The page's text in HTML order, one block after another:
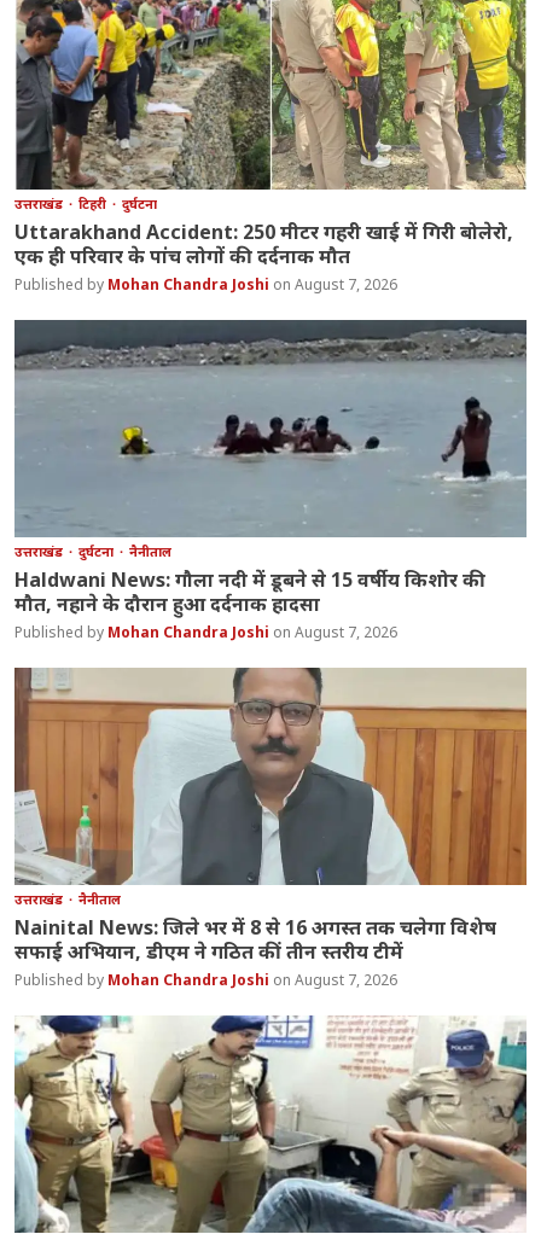
उत्तराखंड टिहरी दुर्घटना
Uttarakhand Accident: 250 मीटर गहरी खाई में गिरी बोलेरो,
एक ही परिवार के पांच लोगों की दर्दनाक मौत
Mohan Chandra Joshi August 7, 2026
उत्तराखंड दुर्घटना नैनीताल
Haldwani News: गौला नदी में डूबने से 15 वर्षीय किशोर की
मौत, नहाने के दौरान हुआ दर्दनाक हादसा
Mohan Chandra Joshi August 7, 2026
उत्तराखंड नैनीताल
Nainital News: जिले भर में 8 से 16 अगस्त तक चलेगा विशेष
सफाई अभियान, डीएम ने गठित कीं तीन स्तरीय टीमें
Mohan Chandra Joshi August 7, 2026